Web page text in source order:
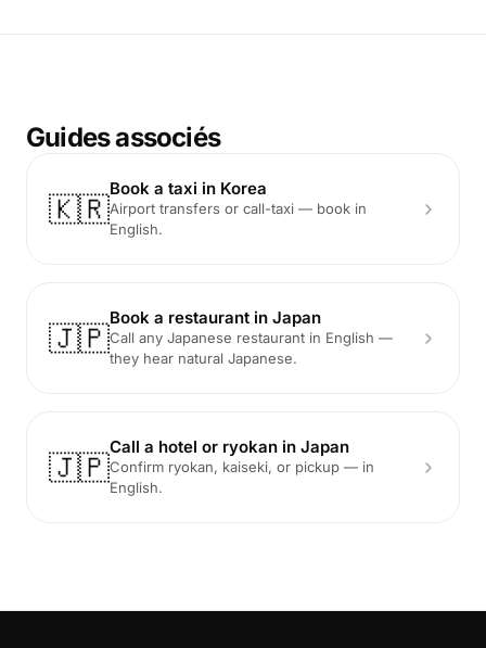
Guides associés
🇰🇷
Book a taxi in Korea
Airport transfers or call-taxi — book in
English.
🇯🇵
Book a restaurant in Japan
Call any Japanese restaurant in English —
they hear natural Japanese.
🇯🇵
Call a hotel or ryokan in Japan
Confirm ryokan, kaiseki, or pickup — in
English.